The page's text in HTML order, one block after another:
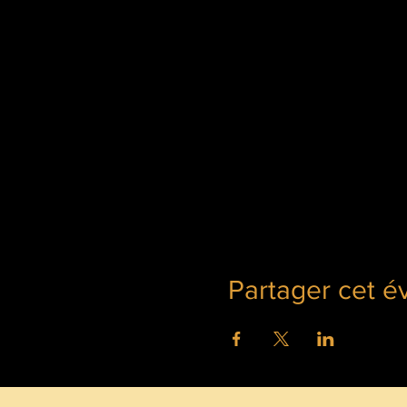
Partager cet